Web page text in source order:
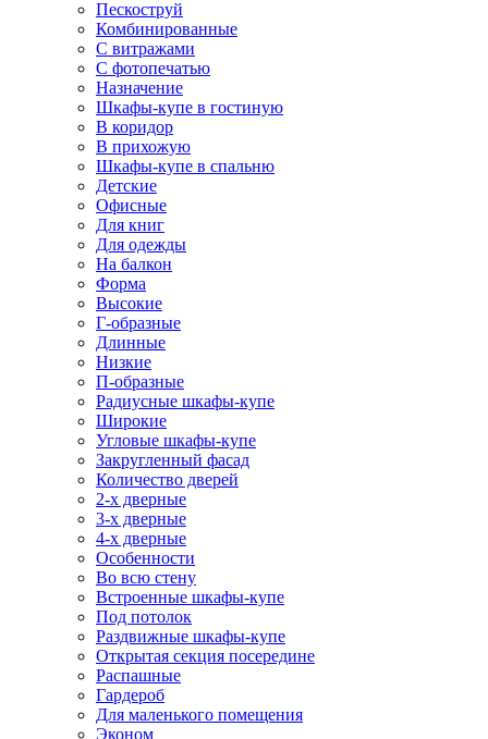
Пескоструй
Комбинированные
С витражами
С фотопечатью
Назначение
Шкафы-купе в гостиную
В коридор
В прихожую
Шкафы-купе в спальню
Детские
Офисные
Для книг
Для одежды
На балкон
Форма
Высокие
Г-образные
Длинные
Низкие
П-образные
Радиусные шкафы-купе
Широкие
Угловые шкафы-купе
Закругленный фасад
Количество дверей
2-х дверные
3-х дверные
4-х дверные
Особенности
Во всю стену
Встроенные шкафы-купе
Под потолок
Раздвижные шкафы-купе
Открытая секция посередине
Распашные
Гардероб
Для маленького помещения
Эконом